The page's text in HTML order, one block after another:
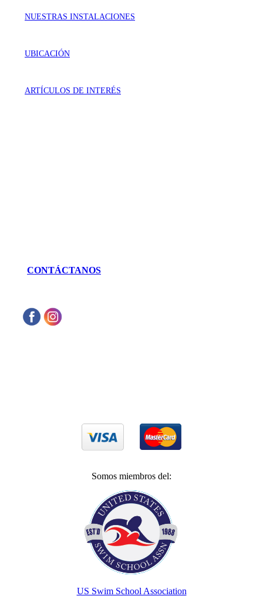
NUESTRAS INSTALACIONES
UBICACIÓN
ARTÍCULOS DE INTERÉS
CONTÁCTANOS
Somos miembros del:
US Swim School Association